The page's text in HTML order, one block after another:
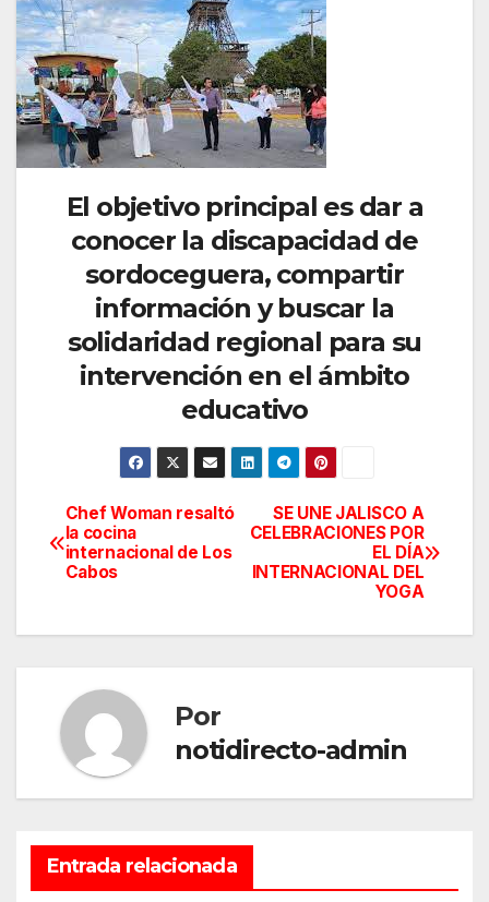
El objetivo principal es dar a
conocer la discapacidad de
sordoceguera, compartir
información y buscar la
solidaridad regional para su
intervención en el ámbito
educativo
Navegación
de
SE UNE JALISCO A
CELEBRACIONES POR
EL DÍA
INTERNACIONAL DEL
YOGA
Chef Woman resaltó
la cocina
internacional de Los
Cabos
Por
notidirecto-admin
Entrada relacionada